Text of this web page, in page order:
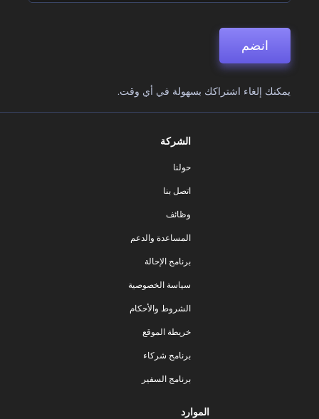
انضم
يمكنك إلغاء اشتراكك بسهولة في أي وقت.
الشركة
حولنا
اتصل بنا
وظائف
المساعدة والدعم
برنامج الإحالة
سياسة الخصوصية
الشروط والأحكام
خريطة الموقع
برنامج شركاء
برنامج السفير
الموارد